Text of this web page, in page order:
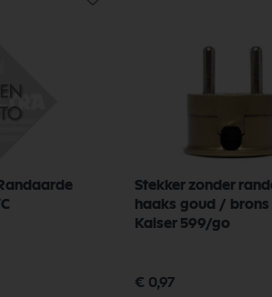
Stekker zonder
haaks goud /
Kaiser 599/go
€ 0,97